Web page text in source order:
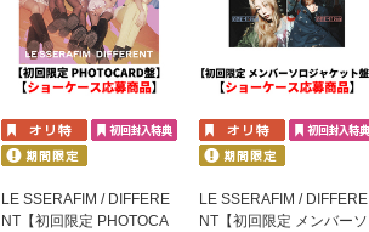
LE SSERAFIM / DIFFERE
NT【初回限定 PHOTOCA
LE SSERAFIM / DIFFERE
NT【初回限定 メンバーソ